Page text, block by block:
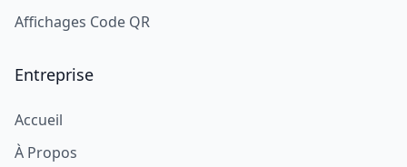
Affichages Code QR
Entreprise
Accueil
À Propos